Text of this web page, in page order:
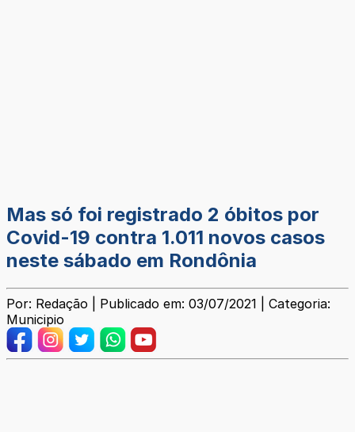
Mas só foi registrado 2 óbitos por
Covid-19 contra 1.011 novos casos
neste sábado em Rondônia
Por: Redação | Publicado em: 03/07/2021 | Categoria:
Municipio